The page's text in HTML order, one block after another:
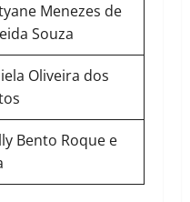
Menezes de
Souza
Oliveira dos
Bento Roque e